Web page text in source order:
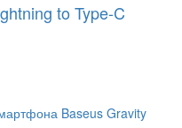
to Type-C